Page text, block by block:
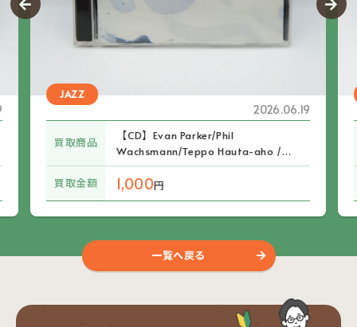
JAZZ
2026.06.19
買取商品
【CD】Evan Parker/Phil
Wachsmann/Teppo Hauta-aho /
The Needles (CD LR 348/349)
買取金額
1,000円
一覧へ戻る